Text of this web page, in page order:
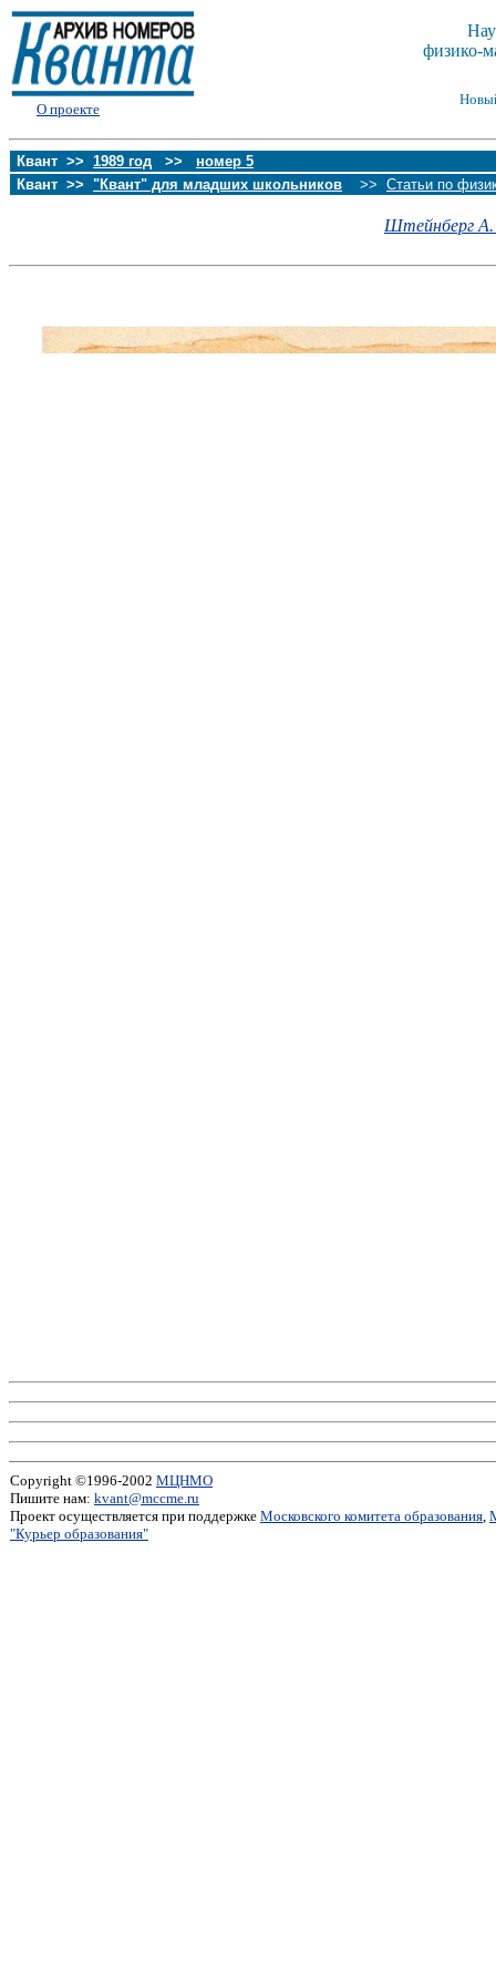
О проекте
физико-
Квант >> 1989 год >> номер 5
Квант >> "Квант" для младших школьников >> Статьи по
Штейнберг А.
Copyright ©1996-2002 МЦНМО
Пишите нам: kvant@mccme.ru
Проект осуществляется при поддержке Московского комитета образования,
"Курьер образования"